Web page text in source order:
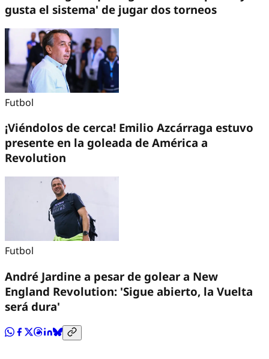
gusta el sistema' de jugar dos torneos
Futbol
¡Viéndolos de cerca! Emilio Azcárraga estuvo
presente en la goleada de América a
Revolution
Futbol
André Jardine a pesar de golear a New
England Revolution: 'Sigue abierto, la Vuelta
será dura'